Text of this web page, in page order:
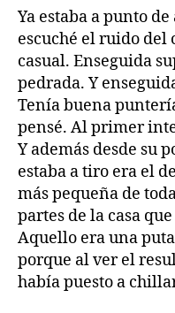
Ya estaba a punto
escuché el ruido del
casual. Enseguida
pedrada. Y
Tenía buena
pensé. Al primer
Y además desde su
estaba a tiro era el
más pequeña de
partes de la casa
Aquello era una
porque al ver el
había puesto a